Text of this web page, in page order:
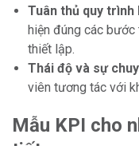
Tuân thủ quy trình
hiện đúng các
thiết lập.
Thái độ và sự
viên tương tác với
Mẫu KPI cho